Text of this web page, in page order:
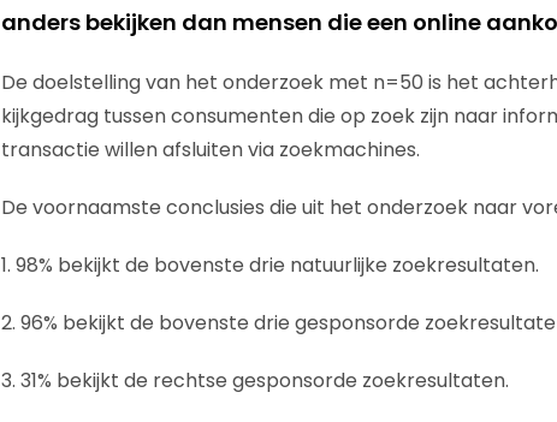
anders bekijken dan mensen die een online
De doelstelling van het onderzoek met n=50 is het
kijkgedrag tussen consumenten die op zoek zijn naar
transactie willen afsluiten via zoekmachines.
De voornaamste conclusies die uit het onderzoek naar
1. 98% bekijkt de bovenste drie natuurlijke zoekresultaten.
2. 96% bekijkt de bovenste drie gesponsorde
3. 31% bekijkt de rechtse gesponsorde zoekresultaten.